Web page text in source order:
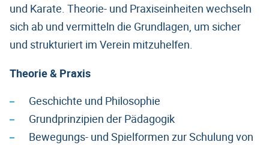
und Karate. Theorie- und Praxiseinheiten wechseln
sich ab und vermitteln die Grundlagen, um sicher
und strukturiert im Verein mitzuhelfen.
Theorie & Praxis
Geschichte und Philosophie
Grundprinzipien der Pädagogik
Bewegungs- und Spielformen zur Schulung von